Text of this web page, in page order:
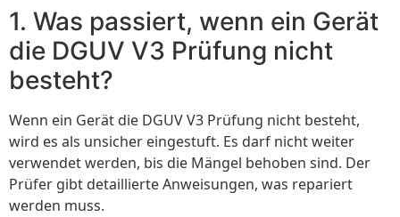
1. Was passiert, wenn ein Gerät
die DGUV V3 Prüfung nicht
besteht?
Wenn ein Gerät die DGUV V3 Prüfung nicht besteht,
wird es als unsicher eingestuft. Es darf nicht weiter
verwendet werden, bis die Mängel behoben sind. Der
Prüfer gibt detaillierte Anweisungen, was repariert
werden muss.